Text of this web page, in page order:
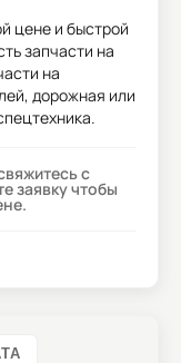
цене и быстрой
запчасти на
на
дорожная или
с
заявку чтобы